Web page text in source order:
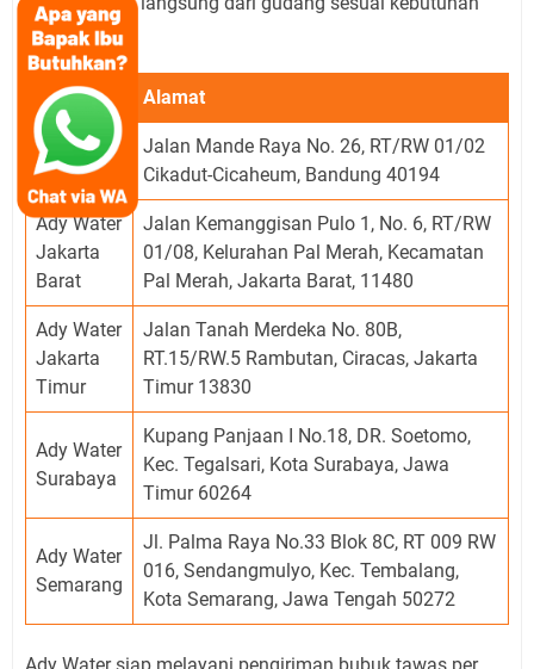
pelanggan.
Cabang Alamat
Ady Water
Bandung
Jalan Mande Raya No. 26, RT/RW 01/02
Cikadut-Cicaheum, Bandung 40194
Ady Water
Jakarta
Barat
Jalan Kemanggisan Pulo 1, No. 6, RT/RW
01/08, Kelurahan Pal Merah, Kecamatan
Pal Merah, Jakarta Barat, 11480
Ady Water
Jakarta
Timur
Jalan Tanah Merdeka No. 80B,
RT.15/RW.5 Rambutan, Ciracas, Jakarta
Timur 13830
Ady Water
Surabaya
Kupang Panjaan I No.18, DR. Soetomo,
Kec. Tegalsari, Kota Surabaya, Jawa
Timur 60264
Ady Water
Semarang
Jl. Palma Raya No.33 Blok 8C, RT 009 RW
016, Sendangmulyo, Kec. Tembalang,
Kota Semarang, Jawa Tengah 50272